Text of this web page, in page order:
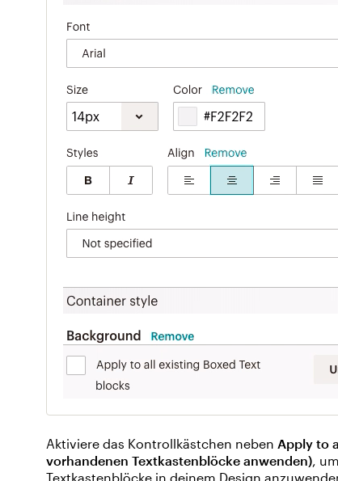
Aktiviere das Kontrollkästchen neben Apply to
vorhandenen Textkastenblöcke anwenden) ,
Textkastenblöcke in deinem Design